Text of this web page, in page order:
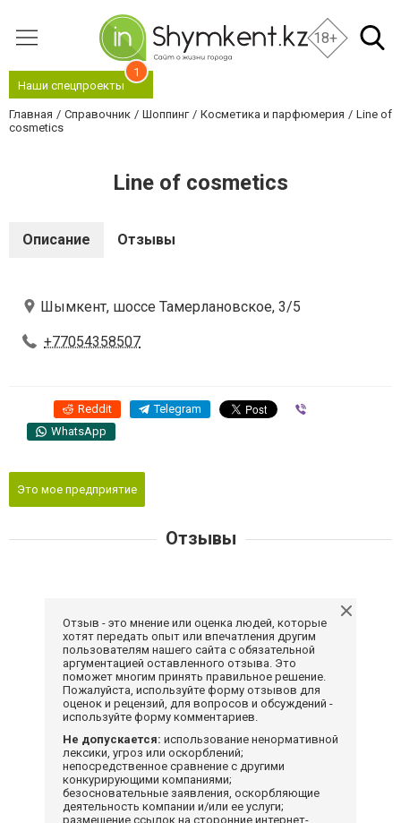
18+
Наши спецпроекты
1
Главная Справочник Шоппинг Косметика и парфюмерия
Line of
cosmetics
Line of cosmetics
Описание Отзывы
Шымкент, шоссе Тамерлановское, 3/5
+77054358507
Reddit Telegram
WhatsApp
Это мое предприятие
Отзывы
Отзыв - это мнение или оценка людей, которые
хотят передать опыт или впечатления другим
пользователям нашего сайта с обязательной
аргументацией оставленного отзыва. Это
поможет многим принять правильное решение.
Пожалуйста, используйте форму отзывов для
оценок и рецензий, для вопросов и обсуждений -
используйте форму комментариев.
Не допускается: использование ненормативной
лексики, угроз или оскорблений;
непосредственное сравнение с другими
конкурирующими компаниями;
безосновательные заявления, оскорбляющие
деятельность компании и/или ее услуги;
размещение ссылок на сторонние интернет-